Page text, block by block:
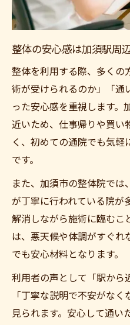
整体の安心感は加須駅周
整体を利用する際、多くの
術が受けられるのか」「通
った安心感を重視します。
近いため、仕事帰りや買い
く、初めての通院でも気軽
です。
また、加須市の整体院では
が丁寧に行われている院が
解消しながら施術に臨むこ
は、悪天候や体調がすぐれ
でも安心材料となります。
利用者の声として「駅から
「丁寧な説明で不安がな
見られます。安心して通い